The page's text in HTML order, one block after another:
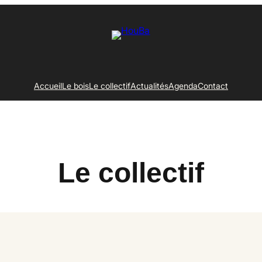
AccueilLe boisLe collectifActualitésAgendaContact
Le collectif